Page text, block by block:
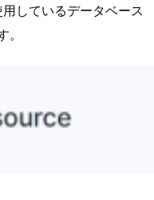
しているデータベース